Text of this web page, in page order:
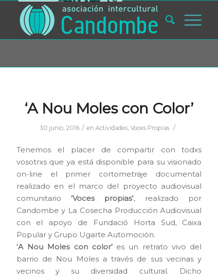
‘A Nou Moles con Color’
30 junio, 2016 / en Actividades, Voces Propias /
Tenemos el placer de compartir con todxs
vosotrxs que ya está disponible para su visionado
on-line el primer cortometraje documental
realizado en el marco del proyecto audiovisual
comunitario‘Voces propias’, realizado por
Candombe y La Cosecha Producción Audiovisual
con el apoyo de Fundació Horta Sud, Caixa
Popular y Grupo Ugarte Automoción.
‘A Nou Moles con color’es un retrato vivo del
barrio de Nou Moles a través de sus vecinas y
vecinos y su diversidad cultural. Dicho